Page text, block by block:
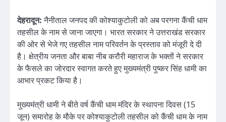
देहरादून:नैनीताल जनपद की कोश्याकुटोली को अब परगना कैंची धाम
तहसील के नाम से जाना जाएगा। भारत सरकार ने उत्तराखंड सरकार
की ओर से भेजे गए तहसील नाम परिवर्तन के प्रस्ताव को मंजूरी दे दी
है। क्षेत्रीय जनता और बाबा नीब करौरी महाराज के भक्तों ने सरकार
के फैसले का जोरदार स्वागत करते हुए मुख्यमंत्री पुष्कर सिंह धामी का
आभार प्रकट किया है।
मुख्यमंत्री धामी ने बीते वर्ष कैंची धाम मंदिर के स्थापना दिवस (15
जून) समारोह के मौके पर कोश्याकुटोली तहसील को कैंची धाम के नाम